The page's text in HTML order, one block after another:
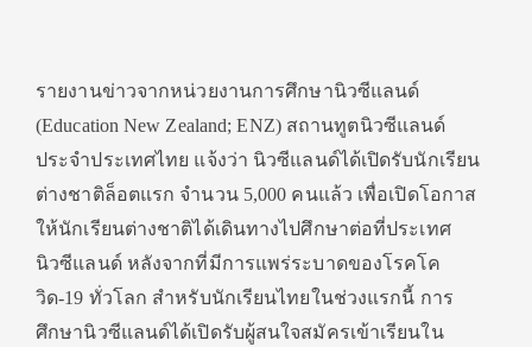
รายงานข่าวจากหน่วยงานการศึกษานิวซีแลนด์
(Education New Zealand; ENZ) สถานทูตนิวซีแลนด์
ประจำประเทศไทย แจ้งว่า นิวซีแลนด์ได้เปิดรับนักเรียน
ต่างชาติล็อตแรก จำนวน 5,000 คนแล้ว เพื่อเปิดโอกาส
ให้นักเรียนต่างชาติได้เดินทางไปศึกษาต่อที่ประเทศ
นิวซีแลนด์ หลังจากที่มีการแพร่ระบาดของโรคโค
วิด-19 ทั่วโลก สำหรับนักเรียนไทยในช่วงแรกนี้ การ
ศึกษานิวซีแลนด์ได้เปิดรับผู้สนใจสมัครเข้าเรียนใน